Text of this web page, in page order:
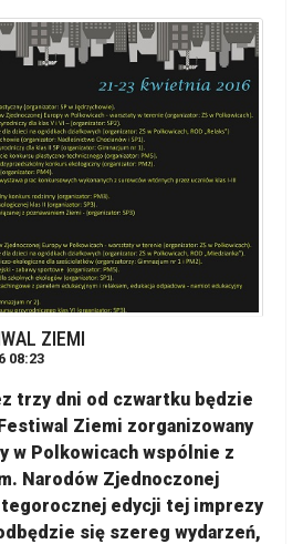
ZIEMI
08:23
trzy dni od czwartku będzie
Ziemi zorganizowany
w Polkowicach wspólnie z
Narodów Zjednoczonej
tegorocznej edycji tej imprezy
się szereg wydarzeń,